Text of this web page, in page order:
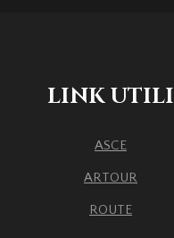
LINK UTILI
ASCE
ARTOUR
ROUTE